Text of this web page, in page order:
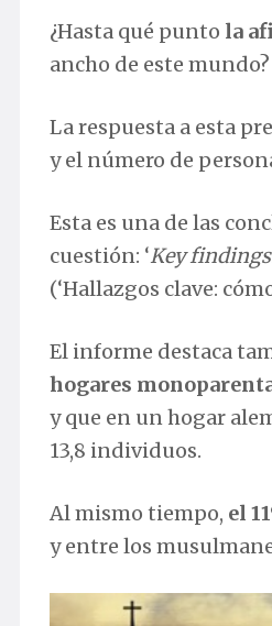
¿Hasta qué punto la
ancho de este mundo?
La respuesta a esta
y el número de
Esta es una de las
cuestión: ‘Key
(‘Hallazgos clave:
El informe destaca
hogares
y que en un hogar
13,8 individuos.
Al mismo tiempo, el
y entre los